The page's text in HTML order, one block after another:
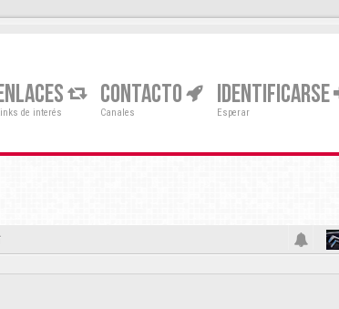
de interés
CONTACTO
Canales
IDENTIFICARSE
Esperar